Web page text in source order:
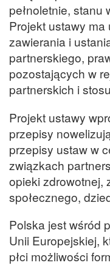
pełnoletnie, stanu
Projekt ustawy
zawierania i
partnerskiego,
pozostających w
partnerskich i
Projekt ustawy
przepisy
przepisy ustaw w
związkach
opieki zdrowotnej,
społecznego,
Polska jest wśród
Unii Europejskiej,
płci możliwości